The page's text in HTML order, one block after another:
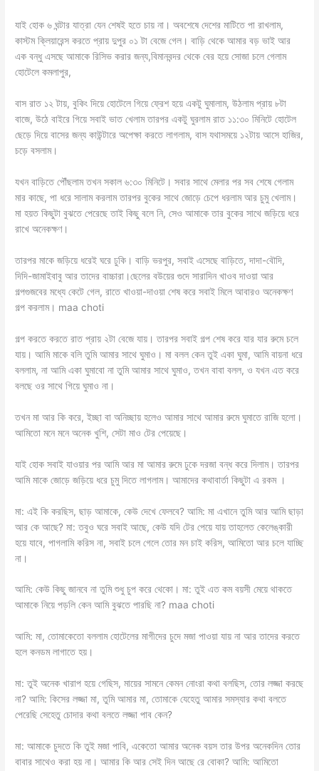
যাই হোক ৬ ঘন্টার যাত্রা যেন শেষই হতে চায় না। অবশেষে দেশের মাটিতে পা রাখলাম,
কাস্টম ক্লিয়ারেন্স করতে প্রায় দুপুর ০১ টা বেজে গেল। বাড়ি থেকে আমার বড় ভাই আর
এক বন্ধু এসছে আমাকে রিসিভ করার জন্য,বিমানবন্দর থেকে বের হয়ে সোজা চলে গেলাম
হোটেলে কমলাপুর,
বাস রাত ১২ টায়, বুকিং দিয়ে হোটেলে গিয়ে ফ্রেশ হয়ে একটু ঘুমালাম, উঠলাম প্রায় ৮টা
বাজে, উঠে বাইরে গিয়ে সবাই ভাত খেলাম তারপর একটু ঘুরলাম রাত ১১:৩০ মিনিটে হোটেল
ছেড়ে দিয়ে বাসের জন্য কাউন্টারে অপেক্ষা করতে লাগলাম, বাস যথাসময়ে ১২টায় আসে হাজির,
চড়ে বসলাম।
যখন বাড়িতে পৌঁছলাম তখন সকাল ৬:৩০ মিনিটে। সবার সাথে মেলার পর সব শেষে গেলাম
মার কাছে, পা ধরে সালাম করলাম তারপর বুকের সাথে জোড়ে চেপে ধরলাম আর চুমু খেলাম।
মা হয়ত কিছুটা বুঝতে পেরেছে তাই কিছু বলে নি, সেও আমাকে তার বুকের সাথে জড়িয়ে ধরে
রাখে অনেকক্ষণ।
তারপর মাকে জড়িয়ে ধরেই ঘরে ঢুকি। বাড়ি ভরপুর, সবাই এসেছে বাড়িতে, দাদা-বৌদি,
দিদি-জামাইবাবু আর তাদের বাচ্চারা।ছেলের বউয়ের গুদে সারাদিন খাওব দাওয়া আর
গল্পগুজবের মধ্যে কেটে গেল, রাতে খাওয়া-দাওয়া শেষ করে সবাই মিলে আবারও অনেকক্ষণ
গল্প করলাম। maa choti
গল্প করতে করতে রাত প্রায় ২টা বেজে যায়। তারপর সবাই গল্প শেষ করে যার যার রুমে চলে
যায়। আমি মাকে বলি তুমি আমার সাথে ঘুমাও। মা বলল কেন তুই একা ঘুমা, আমি বায়না ধরে
বললাম, না আমি একা ঘুমাবো না তুমি আমার সাথে ঘুমাও, তখন বাবা বলল, ও যখন এত করে
বলছে ওর সাথে গিয়ে ঘুমাও না।
তখন মা আর কি করে, ইচ্ছা বা অনিচ্ছায় হলেও আমার সাথে আমার রুমে ঘুমাতে রাজি হলো।
আমিতো মনে মনে অনেক খুশি, সেটা মাও টের পেয়েছে।
যাই হোক সবাই যাওয়ার পর আমি আর মা আমার রুমে ঢুকে দরজা বন্ধ করে দিলাম। তারপর
আমি মাকে জোড়ে জড়িয়ে ধরে চুমু দিতে লাগলাম। আমাদের কথাবার্তা কিছুটা এ রকম ।
মা: এই কি করছিস, ছাড় আমাকে, কেউ দেখে ফেলবে? আমি: মা এখানে তুমি আর আমি ছাড়া
আর কে আছে? মা: তবুও ঘরে সবাই আছে, কেউ যদি টের পেয়ে যায় তাহলেত কেলেঙ্কারী
হয়ে যাবে, পাগলামি করিস না, সবাই চলে গেলে তোর মন চাই করিস, আমিতো আর চলে যাচ্ছি
না।
আমি: কেউ কিছু জানবে না তুমি শুধু চুপ করে থেকো। মা: তুই এত কম বয়সী মেয়ে থাকতে
আমাকে নিয়ে পড়লি কেন আমি বুঝতে পারছি না? maa choti
আমি: মা, তোমাকেতো বললাম হোটেলের মাগীদের চুদে মজা পাওয়া যায় না আর তাদের করতে
হলে কনডম লাগাতে হয়।
মা: তুই অনেক খারাপ হয়ে গেছিস, মায়ের সামনে কেমন নোংরা কথা বলছিস, তোর লজ্জা করছে
না? আমি: কিসের লজ্জা মা, তুমি আমার মা, তোমাকে যেহেতু আমার সমস্যার কথা বলতে
পেরেছি সেহেতু চোদার কথা বলতে লজ্জা পাব কেন?
মা: আমাকে চুদতে কি তুই মজা পাবি, একেতো আমার অনেক বয়স তার উপর অনেকদিন তোর
বাবার সাথেও করা হয় না। আমার কি আর সেই দিন আছে রে বোকা? আমি: আমিতো